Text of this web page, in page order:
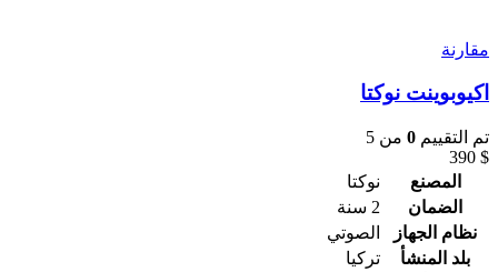
مقارنة
اكيوبوينت نوكتا
تم التقييم 0 من 5
390 $
المصنع
نوكتا
الضمان
2 سنة
نظام الجهاز
الصوتي
بلد المنشأ
تركيا